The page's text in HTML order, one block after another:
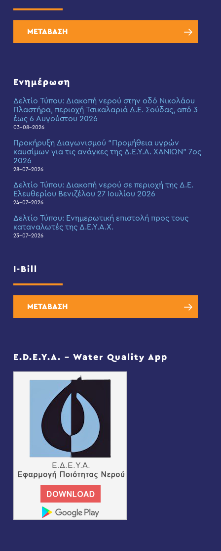
ΜΕΤΑΒΑΣΗ
Ενημέρωση
Δελτίο Τύπου: Διακοπή νερού στην οδό Νικολάου
Πλαστήρα, περιοχή Τσικαλαριά Δ.Ε. Σούδας, από 3
έως 6 Αυγούστου 2026
03-08-2026
Προκήρυξη Διαγωνισμού “Προμήθεια υγρών
καυσίμων για τις ανάγκες της Δ.Ε.Υ.Α. ΧΑΝΙΩΝ” 7ος
2026
28-07-2026
Δελτίο Τύπου: Διακοπή νερού σε περιοχή της Δ.Ε.
Ελευθερίου Βενιζέλου 27 Ιουλίου 2026
24-07-2026
Δελτίο Τύπου: Eνημερωτική επιστολή προς τους
καταναλωτές της Δ.Ε.Υ.Α.Χ.
23-07-2026
I-Bill
ΜΕΤΑΒΑΣΗ
E.D.E.Y.A. – Water Quality App